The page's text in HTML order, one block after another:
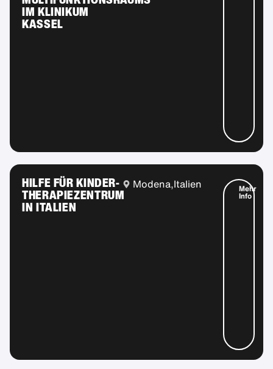
IM KLINIKUM
KASSEL
HILFE FÜR KINDER-
THERAPIEZENTRUM
IN ITALIEN
Modena,Italien Mehr
Info